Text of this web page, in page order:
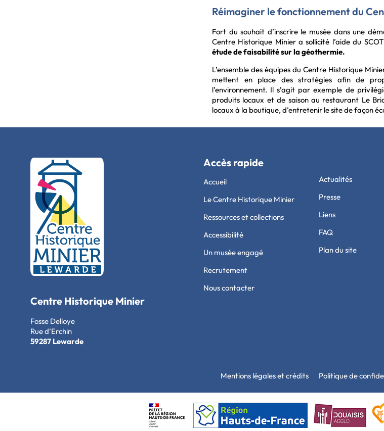
Réimaginer le fonctionnement du
Fort du souhait d’inscrire le musée dans une
Centre Historique Minier a sollicité l’aide du
étude de faisabilité sur la géothermie.
L’ensemble des équipes du Centre Historique
mettent en place des stratégies afin de
l’environnement. Il s’agit par exemple de
produits locaux et de saison au restaurant Le
locaux à la boutique, d’entretenir le site de façon
Centre Historique Minier
Fosse Delloye
Rue d’Erchin
59287 Lewarde
Accès rapide
Accueil
Le Centre Historique Minier
Ressources et collections
Accessibilité
Un musée engagé
Recrutement
Nous contacter
Actualités
Presse
Liens
FAQ
Plan du site
Mentions légales et crédits Politique de